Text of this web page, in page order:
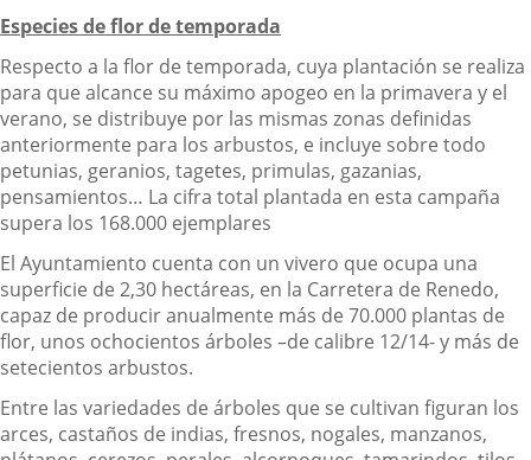
Especies de flor de temporada
Respecto a la flor de temporada, cuya plantación se realiza
para que alcance su máximo apogeo en la primavera y el
verano, se distribuye por las mismas zonas definidas
anteriormente para los arbustos, e incluye sobre todo
petunias, geranios, tagetes, primulas, gazanias,
pensamientos… La cifra total plantada en esta campaña
supera los 168.000 ejemplares
El Ayuntamiento cuenta con un vivero que ocupa una
superficie de 2,30 hectáreas, en la Carretera de Renedo,
capaz de producir anualmente más de 70.000 plantas de
flor, unos ochocientos árboles –de calibre 12/14- y más de
setecientos arbustos.
Entre las variedades de árboles que se cultivan figuran los
arces, castaños de indias, fresnos, nogales, manzanos,